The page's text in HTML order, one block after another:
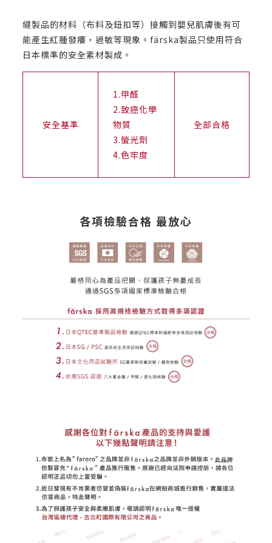
縫製品的材料（布料及鈕扣等）接觸到嬰兒肌膚後有可
能產生紅腫發癢，過敏等現象。färska製品只使用符合
日本標準的安全素材製成。
安全基準
1.甲醛
2.致癌化學
物質
3.螢光劑
4.色牢度
全部合格
各項檢驗合格 最放心